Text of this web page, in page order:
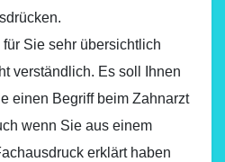
Sie sehr übersichtlich
verständlich. Es soll Ihnen
einen Begriff beim Zahnarzt
wenn Sie aus einem
erklärt haben